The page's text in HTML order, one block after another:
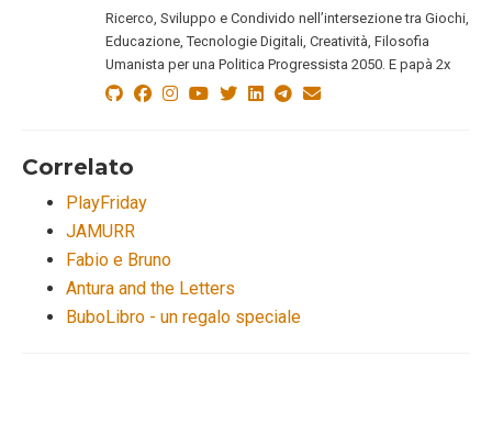
Ricerco, Sviluppo e Condivido nell’intersezione tra Giochi,
Educazione, Tecnologie Digitali, Creatività, Filosofia
Umanista per una Politica Progressista 2050. E papà 2x
Correlato
PlayFriday
JAMURR
Fabio e Bruno
Antura and the Letters
BuboLibro - un regalo speciale